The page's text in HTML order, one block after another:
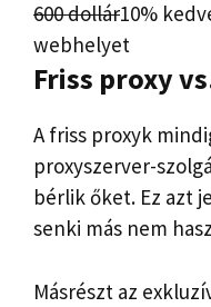
600 dollár10%
webhelyet
Friss proxy
A friss proxyk
proxyszerver-
bérlik őket. Ez azt
senki más nem
Másrészt az